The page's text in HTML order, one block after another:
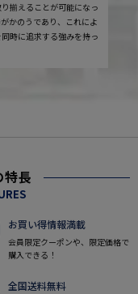
揃えることが可能になっ
かのうであり、これによ
時に追求する強みを持っ
特長
お買い得情報満載
会員限定クーポンや、限定価格で
購入できる！
全国送料無料